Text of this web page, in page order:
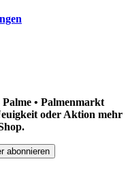
• Palmenmarkt
oder Aktion mehr
abonnieren